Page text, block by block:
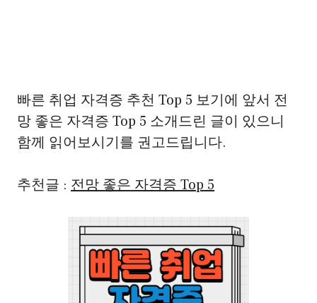
빠른 취업 자격증 추천 Top 5 보기에 앞서 전
망 좋은 자격증 Top 5 소개드린 글이 있으니
함께 읽어보시기를 권고드립니다.
추천글 : 전망 좋은 자격증 Top 5